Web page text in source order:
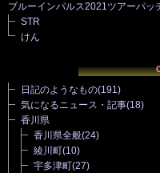
ブルーインパルス2021ツアーパッ
STR
けん
日記のようなもの(191)
気になるニュース・記事(18)
香川県
香川県全般(24)
綾川町(10)
宇多津町(27)